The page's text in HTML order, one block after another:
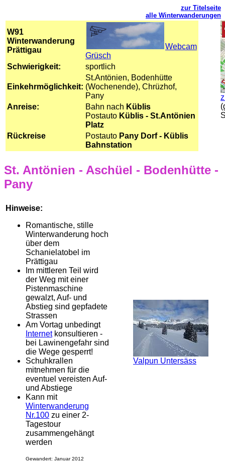
zur Titelseite
alle Winterwanderungen
W91
Winterwanderung
Prättigau
Webcam
Grüsch
Schwierigkeit:
sportlich
Einkehrmöglichkeit:
St.Antönien, Bodenhütte
(Wochenende), Chrüzhof,
Pany
Anreise:
Bahn nach Küblis
Postauto Küblis - St.Antönien
Platz
Rückreise
Postauto Pany Dorf - Küblis
Bahnstation
St. Antönien - Aschüel - Bodenhütte -
Pany
Hinweise:
Romantische, stille
Winterwanderung hoch
über dem
Schanielatobel im
Prättigau
Im mittleren Teil wird
der Weg mit einer
Pistenmaschine
gewalzt, Auf- und
Abstieg sind gepfadete
Strassen
Am Vortag unbedingt
Internetkonsultieren -
bei Lawinengefahr sind
die Wege gesperrt!
Schuhkrallen
mitnehmen für die
eventuel vereisten Auf-
und Abstiege
Kann mit
Winterwanderung
Nr.100 zu einer 2-
Tagestour
zusammengehängt
werden
Gewandert: Januar 2012
Valpun Untersäss